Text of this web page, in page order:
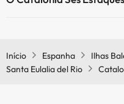
Início Espanha Ilhas
Santa Eulalia del Rio